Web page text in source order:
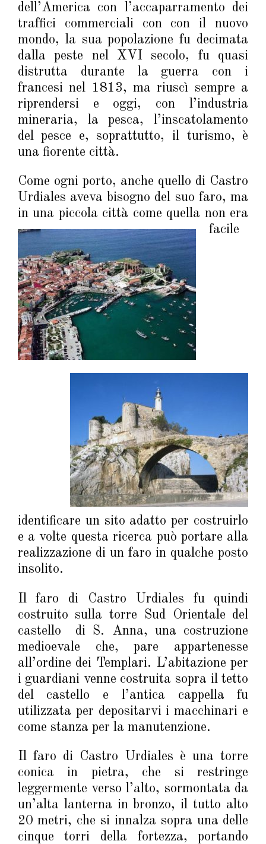
dell’America con l’accaparramento dei
traffici commerciali con con il nuovo
mondo, la sua popolazione fu decimata
dalla peste nel XVI secolo, fu quasi
distrutta durante la guerra con i
francesi nel 1813, ma riuscì sempre a
riprendersi e oggi, con l’industria
mineraria, la pesca, l’inscatolamento
del pesce e, soprattutto, il turismo, è
una fiorente città.
Come ogni porto, anche quello di Castro
Urdiales aveva bisogno del suo faro, ma
in una piccola città come quella non era
facile
identificare un sito adatto per costruirlo
e a volte questa ricerca può portare alla
realizzazione di un faro in qualche posto
insolito.
Il faro di Castro Urdiales fu quindi
costruito sulla torre Sud Orientale del
castello di S. Anna, una costruzione
medioevale che, pare appartenesse
all’ordine dei Templari. L’abitazione per
i guardiani venne costruita sopra il tetto
del castello e l’antica cappella fu
utilizzata per depositarvi i macchinari e
come stanza per la manutenzione.
Il faro di Castro Urdiales è una torre
conica in pietra, che si restringe
leggermente verso l’alto, sormontata da
un’alta lanterna in bronzo, il tutto alto
20 metri, che si innalza sopra una delle
cinque torri della fortezza, portando